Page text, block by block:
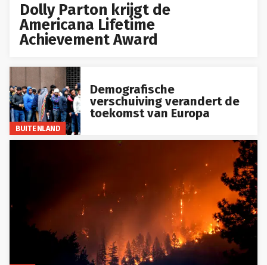
Dolly Parton krijgt de
Americana Lifetime
Achievement Award
BUITENLAND
Demografische
verschuiving verandert de
toekomst van Europa